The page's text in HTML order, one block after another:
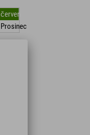
červen
Prosinec